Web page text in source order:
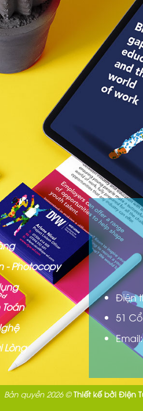
- Photocopy
Lòng
Điện
51
Bản quyền 2026 © Thiết kế bởi Điện